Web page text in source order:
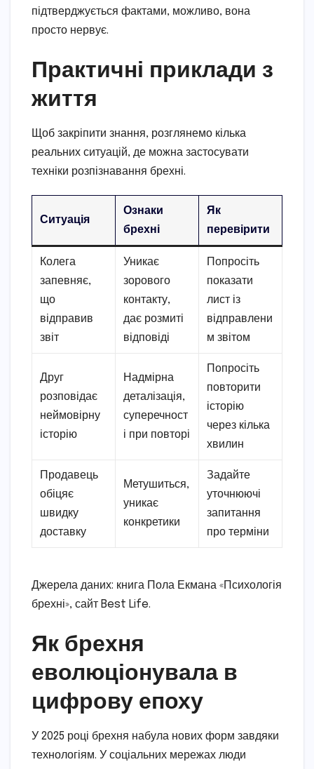
підтверджується фактами, можливо, вона
просто нервує.
Практичні приклади з
життя
Щоб закріпити знання, розглянемо кілька
реальних ситуацій, де можна застосувати
техніки розпізнавання брехні.
Ситуація
Ознаки
брехні
Як
перевірити
Колега
запевняє,
що
відправив
звіт
Уникає
зорового
контакту,
дає розмиті
відповіді
Попросіть
показати
лист із
відправлени
м звітом
Друг
розповідає
неймовірну
історію
Надмірна
деталізація,
суперечност
і при повторі
Попросіть
повторити
історію
через кілька
хвилин
Продавець
обіцяє
швидку
доставку
Метушиться,
уникає
конкретики
Задайте
уточнюючі
запитання
про терміни
Джерела даних: книга Пола Екмана «Психологія
брехні», сайт Best Life.
Як брехня
еволюціонувала в
цифрову епоху
У 2025 році брехня набула нових форм завдяки
технологіям. У соціальних мережах люди